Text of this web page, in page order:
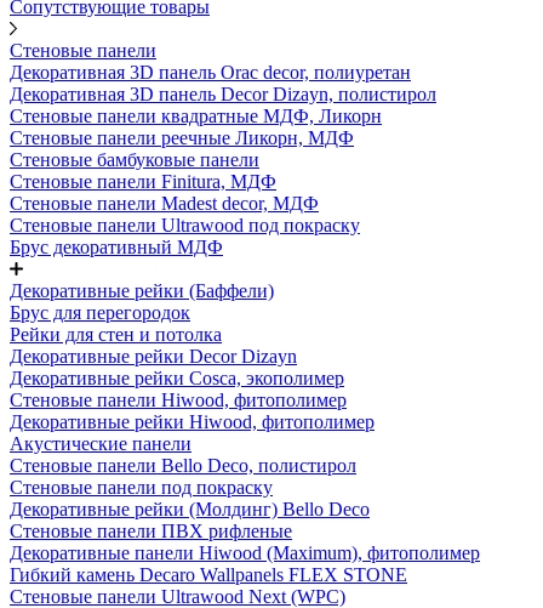
Сопутствующие товары
Стеновые панели
Декоративная 3D панель Orac decor, полиуретан
Декоративная 3D панель Decor Dizayn, полистирол
Стеновые панели квадратные МДФ, Ликорн
Стеновые панели реечные Ликорн, МДФ
Стеновые бамбуковые панели
Стеновые панели Finitura, МДФ
Стеновые панели Madest decor, МДФ
Стеновые панели Ultrawood под покраску
Брус декоративный МДФ
Декоративные рейки (Баффели)
Брус для перегородок
Рейки для стен и потолка
Декоративные рейки Decor Dizayn
Декоративные рейки Cosca, экополимер
Стеновые панели Hiwood, фитополимер
Декоративные рейки Hiwood, фитополимер
Акустические панели
Стеновые панели Bello Deco, полистирол
Стеновые панели под покраску
Декоративные рейки (Молдинг) Bello Deco
Стеновые панели ПВХ рифленые
Декоративные панели Hiwood (Maximum), фитополимер
Гибкий камень Decaro Wallpanels FLEX STONE
Стеновые панели Ultrawood Next (WPC)